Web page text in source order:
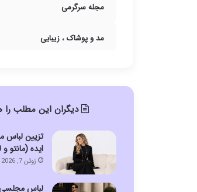
مجله سرگرمی
مد و پوشاک ، زیبایی
دیگران این مطلب را
ایده (مانتو
ژوئن 7, 2026
لباس